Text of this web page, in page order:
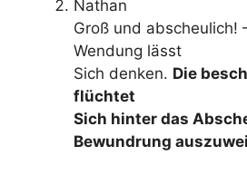
Nathan
Groß und abscheulich!
Wendung lässt
Sich denken. Die
flüchtet
Sich hinter das
Bewundrung